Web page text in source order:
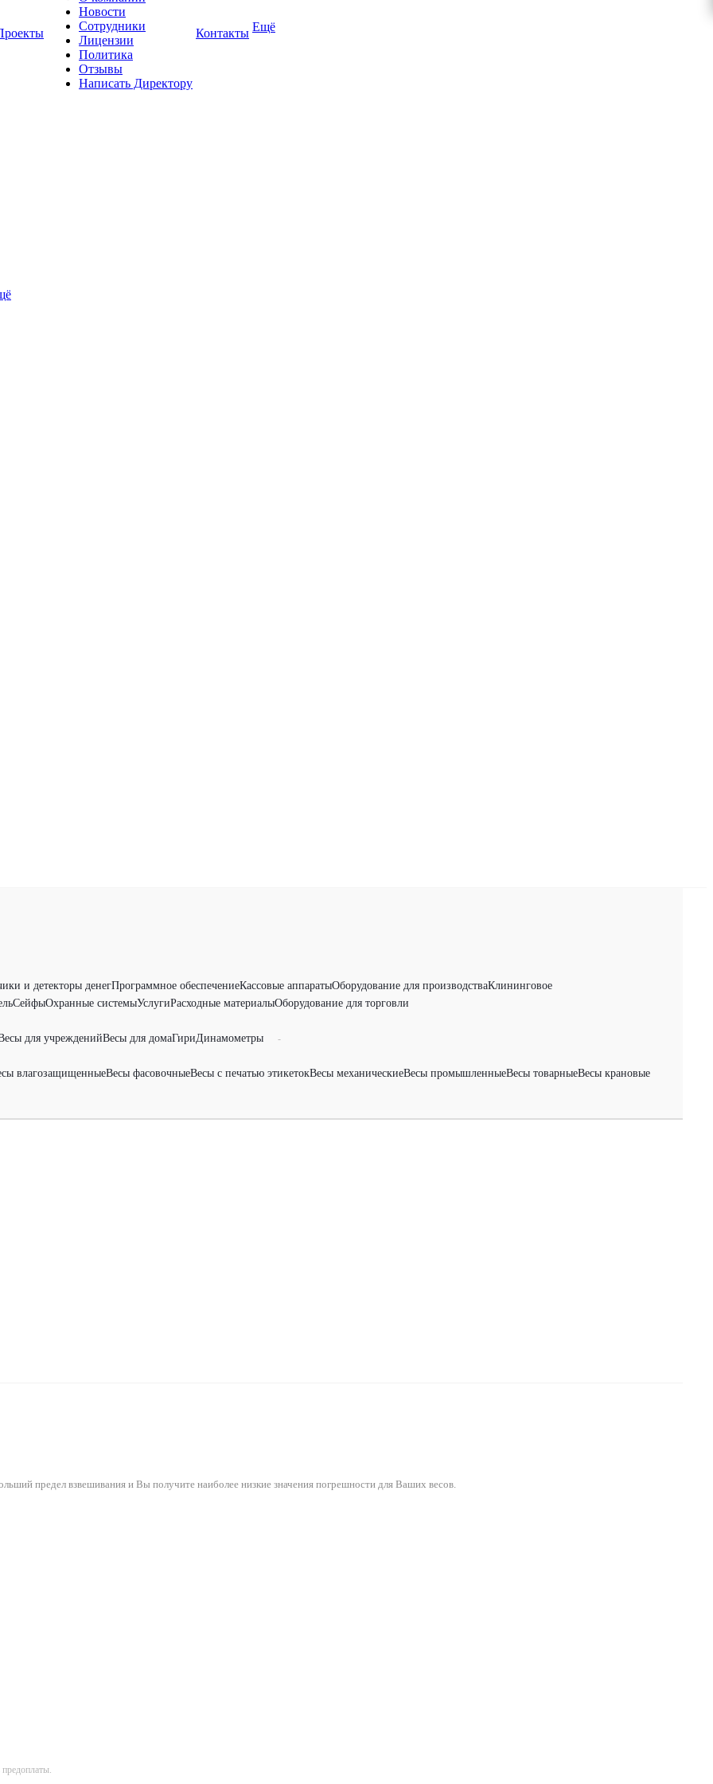
Новости
Сотрудники
Лицензии
Политика
Отзывы
Написать Директору
Контакты Ещё
и детекторы денегПрограммное обеспечениеКассовые аппаратыОборудование для производстваКлининговое
СейфыОхранные системыУслугиРасходные материалыОборудование для торговли
для учрежденийВесы для домаГириДинамометры
-
влагозащищенныеВесы фасовочныеВесы с печатью этикетокВесы механическиеВесы промышленныеВесы товарныеВесы крановые
предел взвешивания и Вы получите наиболее низкие значения погрешности для Ваших весов.